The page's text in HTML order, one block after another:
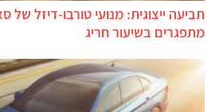
תביעה ייצוגית: מנועי טורבו-דיזל של
מתפגרים בשיעור חריג